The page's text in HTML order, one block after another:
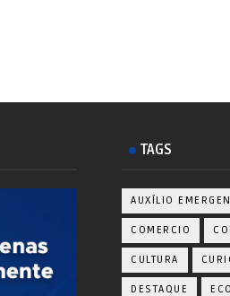
TAGS
AUXÍLIO
COMERCIO
CULTURA
DESTAQUE